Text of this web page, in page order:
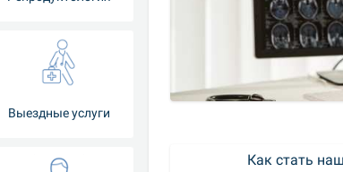
Выездные услуги
Как стать